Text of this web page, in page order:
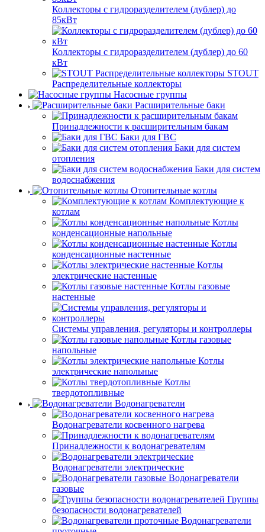
Коллекторы с гидроразделителем (дублер) до
85кВт
Коллекторы с гидроразделителем (дублер) до 60
кВт
STOUT
Распределительные коллекторы
Насосные группы
Расширительные баки
Принадлежности к расширительным бакам
Баки для ГВС
Баки для систем
отопления
Баки для систем
водоснабжения
Отопительные котлы
Комплектующие к
котлам
Котлы
конденсационные напольные
Котлы
конденсационные настенные
Котлы
электрические настенные
Котлы газовые
настенные
Системы управления, регуляторы и контроллеры
Котлы газовые
напольные
Котлы
электрические напольные
Котлы
твердотопливные
Водонагреватели
Водонагреватели косвенного нагрева
Принадлежности к водонагревателям
Водонагреватели электрические
Водонагреватели
газовые
Группы
безопасности водонагревателей
Водонагреватели